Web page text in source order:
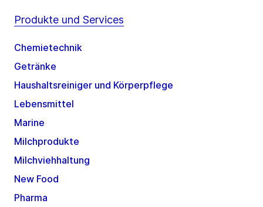
Produkte und Services
Chemietechnik
Getränke
Haushaltsreiniger und Körperpflege
Lebensmittel
Marine
Milchprodukte
Milchviehhaltung
New Food
Pharma